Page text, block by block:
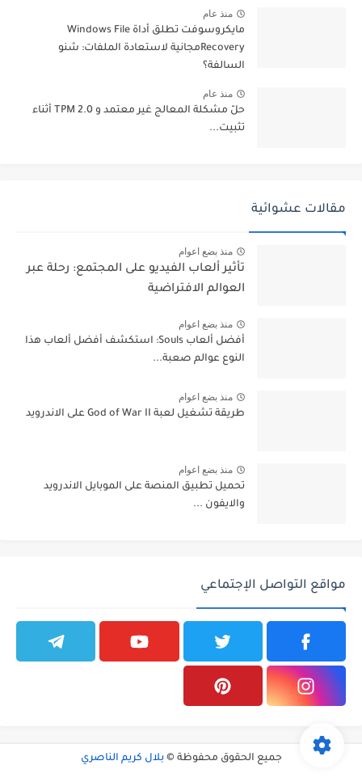
منذ عام
مايكروسوفت تطلق أداة Windows File
Recoveryمجانية لاستعادة الملفات: شنو
السالفة؟
منذ عام
حلّ مشكلة المعالج غير معتمد و TPM 2.0 أثناء
تثبيت...
مقالات عشوائية
منذ بضع اعوام
تأثير ألعاب الفيديو على المجتمع: رحلة عبر
العوالم الافتراضية
منذ بضع اعوام
أفضل ألعاب Souls: استكشف أفضل ألعاب هذا
النوع عوالم صعبة...
منذ بضع اعوام
طريقة تشغيل لعبة God of War II على الاندرويد
منذ بضع اعوام
تحميل تطبيق المنصة على الموبايل الاندرويد
والايفون ...
مواقع التواصل الإجتماعي
جميع الحقوق محفوظة © بلال كريم الناصري